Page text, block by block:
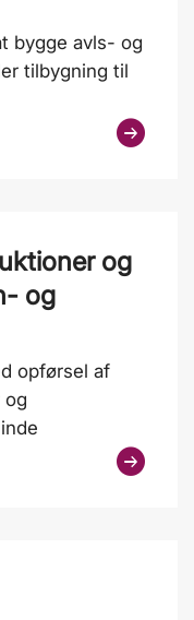
bygge avls- og
tilbygning til
og
og
opførsel af
og